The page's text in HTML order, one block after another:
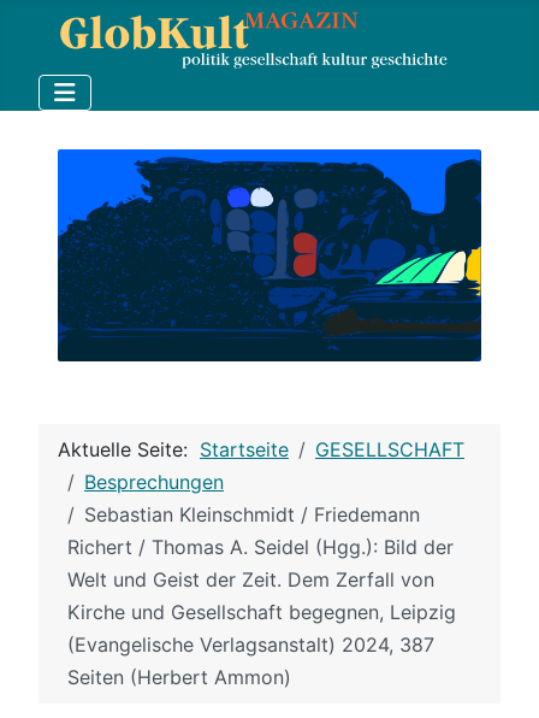
Aktuelle Seite: Startseite
GESELLSCHAFT
Besprechungen
Sebastian Kleinschmidt / Friedemann
Richert / Thomas A. Seidel (Hgg.): Bild der
Welt und Geist der Zeit. Dem Zerfall von
Kirche und Gesellschaft begegnen, Leipzig
(Evangelische Verlagsanstalt) 2024, 387
Seiten (Herbert Ammon)